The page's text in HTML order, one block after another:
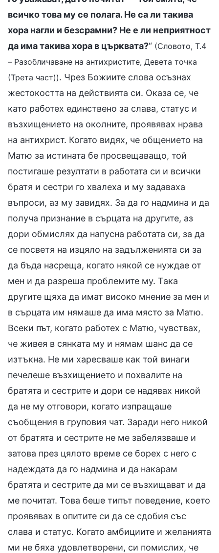
всичко това му се полага. Не са ли такива
хора нагли и безсрамни? Не е ли неприятност
да има такива хора в църквата?“ (Словото, Т.4
– Разобличаване на антихристите, Девета точка
(Трета част)). Чрез Божиите слова осъзнах
жестокостта на действията си. Оказа се, че
като работех единствено за слава, статус и
възхищението на околните, проявявах нрава
на антихрист. Когато видях, че общението на
Матю за истината бе просвещаващо, той
постигаше резултати в работата си и всички
братя и сестри го хвалеха и му задаваха
въпроси, аз му завидях. За да го надмина и да
получа признание в сърцата на другите, аз
дори обмислях да напусна работата си, за да
се посветя на изцяло на задълженията си за
да бъда насреща, когато някой се нуждае от
мен и да разреша проблемите му. Така
другите щяха да имат високо мнение за мен и
в сърцата им нямаше да има място за Матю.
Всеки път, когато работех с Матю, чувствах,
че живея в сянката му и нямам шанс да се
изтъкна. Не ми харесваше как той винаги
печелеше възхищението и похвалите на
братята и сестрите и дори се надявах никой
да не му отговори, когато изпращаше
съобщения в груповия чат. Заради него никой
от братята и сестрите не ме забелязваше и
затова през цялото време се борех с него с
надеждата да го надмина и да накарам
братята и сестрите да ми се възхищават и да
ме почитат. Това беше типът поведение, което
проявявах в опитите си да се сдобия със
слава и статус. Когато амбициите и желанията
ми не бяха удовлетворени, си помислих, че